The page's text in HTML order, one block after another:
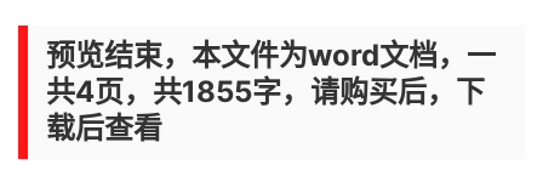
预览结束，本文件为word文档，一
共4页，共1855字，请购买后，下
载后查看